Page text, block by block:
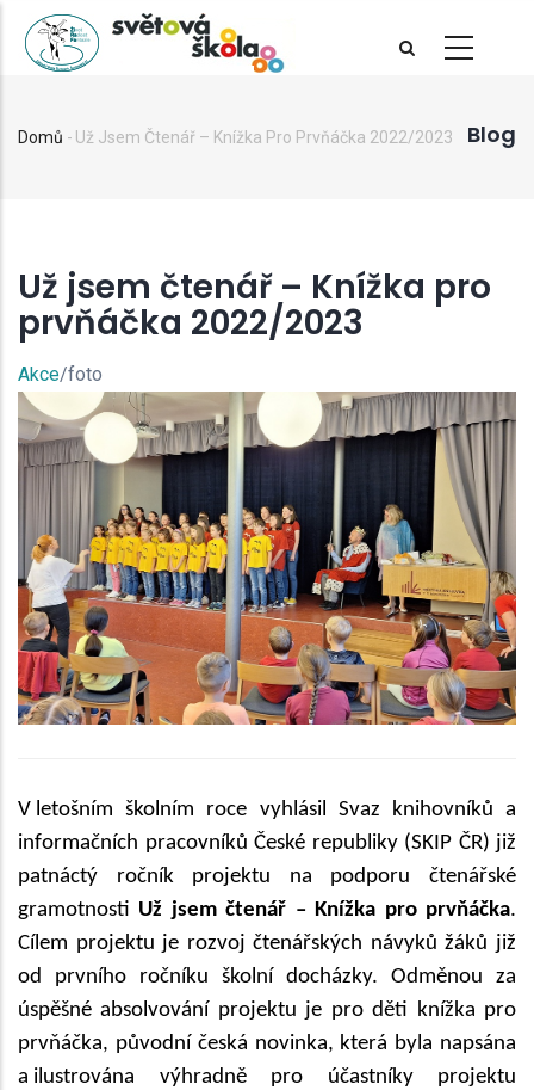
Přejít
Blog
Drobečková
Domů - Už Jsem Čtenář – Knížka Pro Prvňáčka 2022/2023
Už jsem čtenář – Knížka pro
prvňáčka 2022/2023
Akce/foto
V letošním školním roce vyhlásil Svaz knihovníků a
informačních pracovníků České republiky (SKIP ČR) již
patnáctý ročník projektu na podporu čtenářské
gramotnosti Už jsem čtenář – Knížka pro prvňáčka.
Cílem projektu je rozvoj čtenářských návyků žáků již
od prvního ročníku školní docházky. Odměnou za
úspěšné absolvování projektu je pro děti knížka pro
prvňáčka, původní česká novinka, která byla napsána
a ilustrována výhradně pro účastníky projektu